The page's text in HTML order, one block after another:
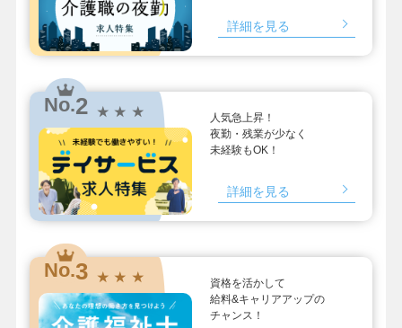
詳細を見る
No.2 ★ ★ ★
人気急上昇！
夜勤・残業が少なく
未経験もOK！
詳細を見る
No.3 ★ ★ ★
資格を活かして
給料&キャリアアップの
チャンス！